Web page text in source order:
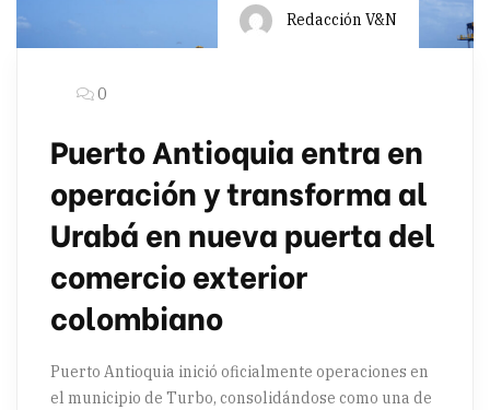
Redacción V&N
0
Puerto Antioquia entra en
operación y transforma al
Urabá en nueva puerta del
comercio exterior
colombiano
Puerto Antioquia inició oficialmente operaciones en
el municipio de Turbo, consolidándose como una de